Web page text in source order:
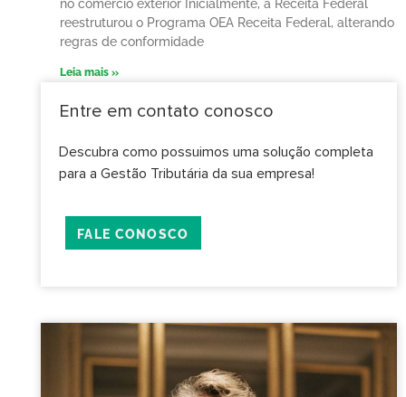
no comércio exterior Inicialmente, a Receita Federal
reestruturou o Programa OEA Receita Federal, alterando
regras de conformidade
Leia mais »
Entre em contato conosco
Descubra como possuimos uma solução completa
para a Gestão Tributária da sua empresa!
FALE CONOSCO